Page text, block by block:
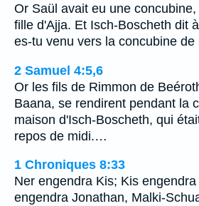
Or Saül avait eu une
fille d'Ajja. Et Isch-Boscheth dit
es-tu venu vers la concubine
2 Samuel 4:5,6
Or les fils de Rimmon de
Baana, se rendirent pendant la
maison d'Isch-Boscheth, qui
repos de midi.…
1 Chroniques 8:33
Ner engendra Kis; Kis engendra
engendra Jonathan, Malki-